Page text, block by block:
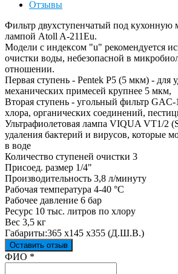
Отзывы
Фильтр двухступенчатый под кухонную
лампой Atoll A-211Eu.
Модели с индексом "u" рекомендуется
очистки воды, небезопасной в
отношении.
Первая ступень - Pentek P5 (5 мкм) - для
механических примесей крупнее 5 мкм,
Вторая ступень - угольный фильтр GAC-
хлора, органических соединений,
Ультрафиолетовая лампа VIQUA VT1/2
удаления бактерий и вирусов, которые
в воде
Количество ступеней очистки 3
Присоед. размер 1/4"
Производительность 3,8 л/минуту
Рабочая температура 4-40 °C
Рабочее давление 6 бар
Ресурс 10 тыс. литров по хлору
Вес 3,5 кг
Габариты:365 х145 х355 (Д.Ш.В.)
Оставить отзыв
Ваш отзыв был отправлен!
ФИО *